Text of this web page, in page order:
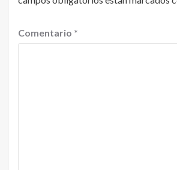
Comentario *